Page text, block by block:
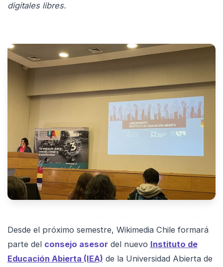
digitales libres.
Desde el próximo semestre, Wikimedia Chile formará
parte del consejo asesordel nuevo Instituto de
Educación Abierta (IEA) de la Universidad Abierta de